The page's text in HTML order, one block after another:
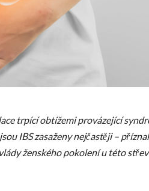
trpící obtížemi provázející
IBS zasaženy nejčastěji –
ženského pokolení u této